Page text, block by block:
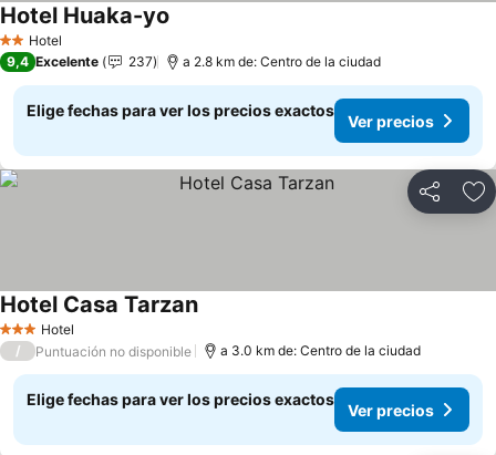
2 Estrellas
Hotel
Hotel Huaka-yo
9,4 Excelente 237 a 2.8 km de: Centro de la ciudad
Elige fechas para ver los precios exactos
Ver precios
Compartir
3 Estrellas
Hotel
Hotel Casa TarzanVer precios
/ Puntuación no disponible a 3.0 km de: Centro de la ciudad
Elige fechas para ver los precios exactos
Ver precios